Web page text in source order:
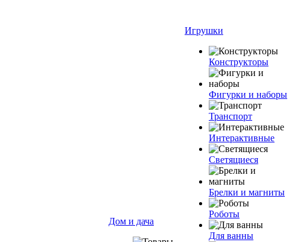
Дом и дача
Игрушки
Конструкторы
Фигурки и наборы
Транспорт
Интерактивные
Светящиеся
Брелки и магниты
Роботы
Для ванны